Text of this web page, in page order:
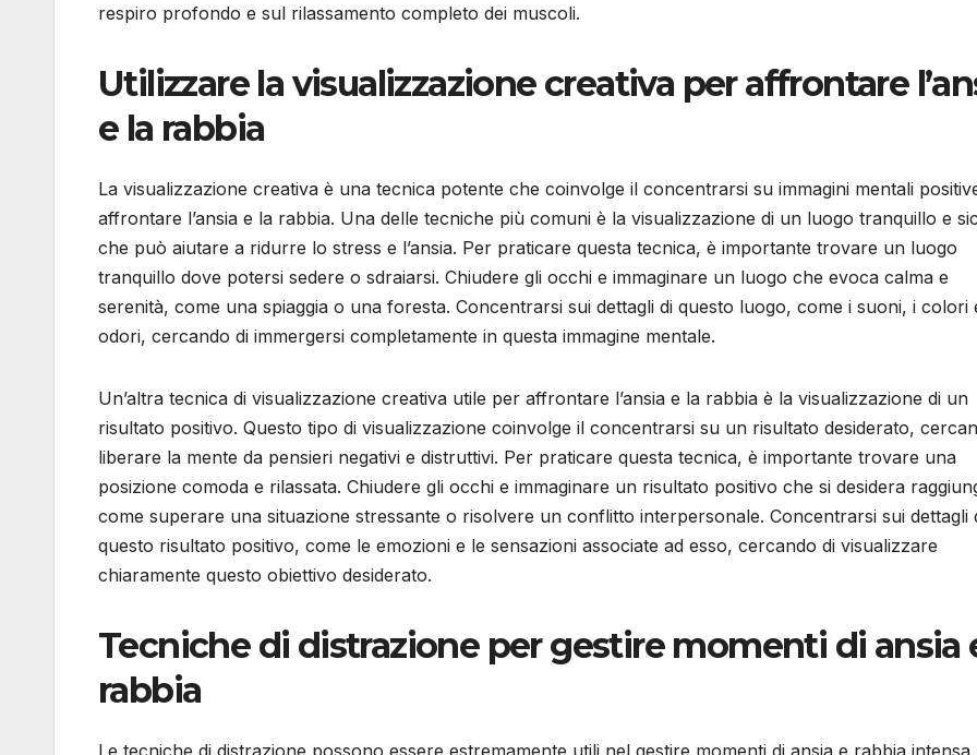
respiro profondo e sul rilassamento completo dei muscoli.
Utilizzare la visualizzazione creativa per affrontare
e la rabbia
La visualizzazione creativa è una tecnica potente che coinvolge il concentrarsi su immagini mentali
affrontare l’ansia e la rabbia. Una delle tecniche più comuni è la visualizzazione di un luogo tranquillo e
che può aiutare a ridurre lo stress e l’ansia. Per praticare questa tecnica, è importante trovare un luogo
tranquillo dove potersi sedere o sdraiarsi. Chiudere gli occhi e immaginare un luogo che evoca calma e
serenità, come una spiaggia o una foresta. Concentrarsi sui dettagli di questo luogo, come i suoni, i colori
odori, cercando di immergersi completamente in questa immagine mentale.
Un’altra tecnica di visualizzazione creativa utile per affrontare l’ansia e la rabbia è la visualizzazione di un
risultato positivo. Questo tipo di visualizzazione coinvolge il concentrarsi su un risultato desiderato,
liberare la mente da pensieri negativi e distruttivi. Per praticare questa tecnica, è importante trovare una
posizione comoda e rilassata. Chiudere gli occhi e immaginare un risultato positivo che si desidera
come superare una situazione stressante o risolvere un conflitto interpersonale. Concentrarsi sui dettagli
questo risultato positivo, come le emozioni e le sensazioni associate ad esso, cercando di visualizzare
chiaramente questo obiettivo desiderato.
Tecniche di distrazione per gestire momenti di ansia
rabbia